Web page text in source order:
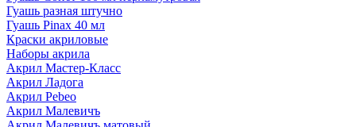
Гуашь разная штучно
Гуашь Pinax 40 мл
Краски акриловые
Наборы акрила
Акрил Мастер-Класс
Акрил Ладога
Акрил Pebeo
Акрил Малевичъ